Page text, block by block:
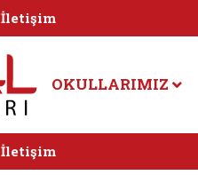
İletişim
OKULLARIMIZ
İletişim